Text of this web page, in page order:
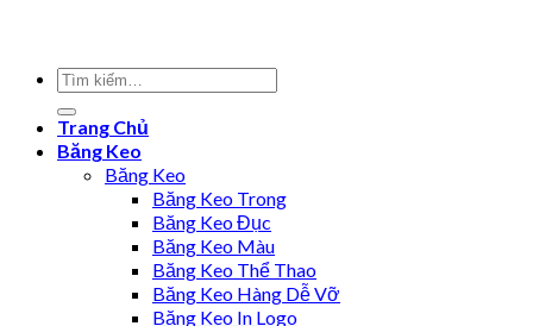
Trang Chủ
Băng Keo
Băng Keo
Băng Keo Trong
Băng Keo Đục
Băng Keo Màu
Băng Keo Thể Thao
Băng Keo Hàng Dễ Vỡ
Băng Keo In Logo